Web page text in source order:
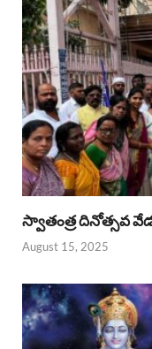
స్వాతంత్ర దినోత్సవ
August 15, 2025